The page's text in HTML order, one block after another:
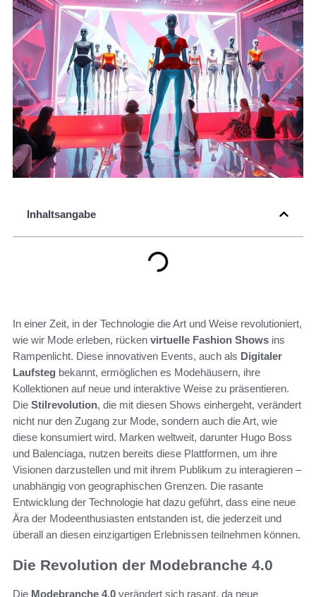
Inhaltsangabe
In einer Zeit, in der Technologie die Art und Weise revolutioniert,
wie wir Mode erleben, rücken virtuelle Fashion Shows ins
Rampenlicht. Diese innovativen Events, auch als Digitaler
Laufsteg bekannt, ermöglichen es Modehäusern, ihre
Kollektionen auf neue und interaktive Weise zu präsentieren.
Die Stilrevolution, die mit diesen Shows einhergeht, verändert
nicht nur den Zugang zur Mode, sondern auch die Art, wie
diese konsumiert wird. Marken weltweit, darunter Hugo Boss
und Balenciaga, nutzen bereits diese Plattformen, um ihre
Visionen darzustellen und mit ihrem Publikum zu interagieren –
unabhängig von geographischen Grenzen. Die rasante
Entwicklung der Technologie hat dazu geführt, dass eine neue
Ära der Modeenthusiasten entstanden ist, die jederzeit und
überall an diesen einzigartigen Erlebnissen teilnehmen können.
Die Revolution der Modebranche 4.0
Die Modebranche 4.0 verändert sich rasant, da neue